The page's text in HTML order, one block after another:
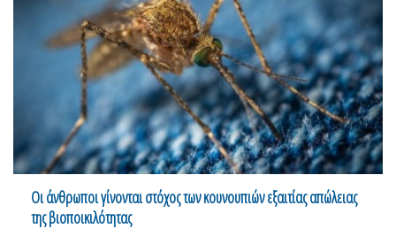
Oι άνθρωποι γίνονται στόχος των κουνουπιών εξαιτίας απώλειας
της βιοποικιλότητας